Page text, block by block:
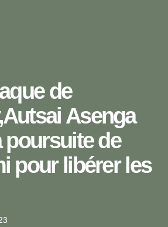
de
Asenga
poursuite de
pour libérer les